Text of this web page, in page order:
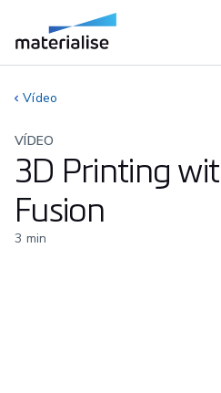
Vídeo
VÍDEO
3D Printing
Fusion
3 min